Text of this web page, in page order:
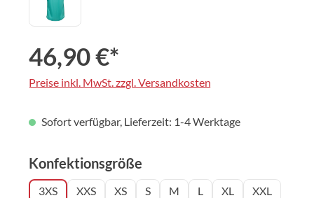
46,90 €*
Preise inkl. MwSt. zzgl. Versandkosten
Sofort verfügbar, Lieferzeit: 1-4 Werktage
Konfektionsgröße
3XS XXS XS S M L XL
XXL